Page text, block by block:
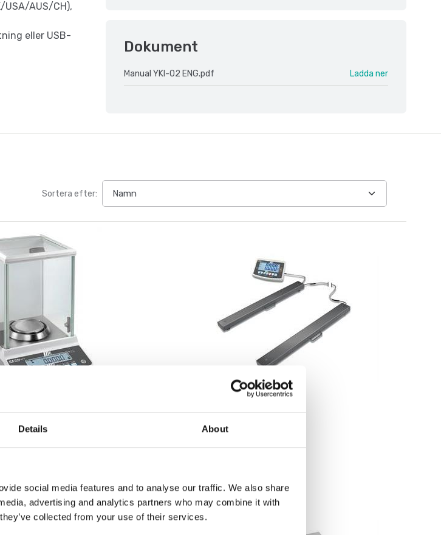
Details About
social media features and to analyse our traffic. We also share
advertising and analytics partners who may combine it with
collected from your use of their services.
AUS/CH),
eller USB-
Dokument
Manual YKI-02 ENG.pdf Ladda ner
Sortera efter:
ACJ Balkvåg Kern UFA